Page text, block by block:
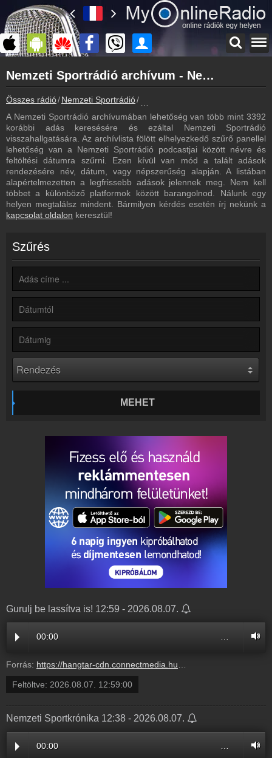
myonlineradio.hu
Nemzeti Sportrádió
Vissza a Nemzeti Sportrádió oldalára
Bejelentkezés
Hozz létre saját fiókot!
Most szól
Tudd meg mi szólt eddig
Műsorújság
Nemzeti Sportrádió műsorai
Webkamera
Hírek
Nemzeti Sportrádió kapcsolatos hírek
Kapcsolat
Írj nekünk!
Rádiós partnerek
Ágyazd be weboldaladba
Online rádió készítés
Készítés lépésről lépésre
Nemzeti Sportrádió archívum - Nemzeti Sportrádió podcasts - Nemzeti Sportrádió visszahallgatás
Összes rádió Nemzeti Sportrádió
A Nemzeti Sportrádió archívumában lehetőség van több mint 3392
korábbi adás keresésére és ezáltal Nemzeti Sportrádió
visszahallgatására. Az archívlista fölött elhelyezkedő szűrő panellel
lehetőség van a Nemzeti Sportrádió podcastjai között névre és
feltöltési dátumra szűrni. Ezen kívül van mód a talált adások
rendezésére név, dátum, vagy népszerűség alapján. A listában
alapértelmezetten a legfrissebb adások jelennek meg. Nem kell
többet a különböző platformok között barangolnod. Nálunk egy
helyen megtalálsz mindent. Bármilyen kérdés esetén írj nekünk a
kapcsolat oldalon keresztül!
Szűrés
MEHET
Gurulj be lassítva is! 12:59 - 2026.08.07.
00:00
Forrás: https://hangtar-cdn.connectmedia.hu/20260807125900/20260807140100/mr11.mp3
Feltöltve: 2026.08.07. 12:59:00
Nemzeti Sportkrónika 12:38 - 2026.08.07.
00:00